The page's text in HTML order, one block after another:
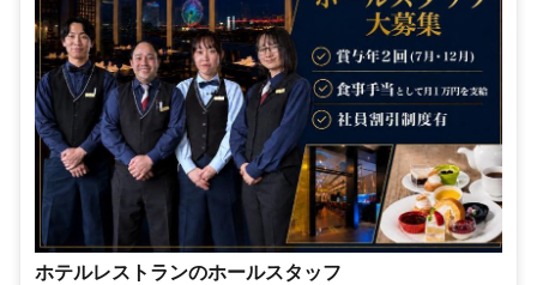
ホテルレストランのホールスタッフ